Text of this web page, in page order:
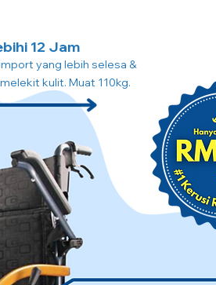
12 Jam
yang lebih selesa &
kulit. Muat 110kg.